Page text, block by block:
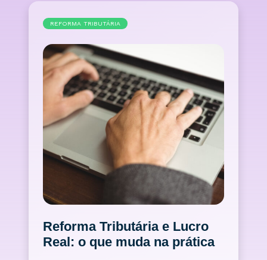
REFORMA TRIBUTÁRIA
Reforma Tributária e Lucro
Real: o que muda na prática